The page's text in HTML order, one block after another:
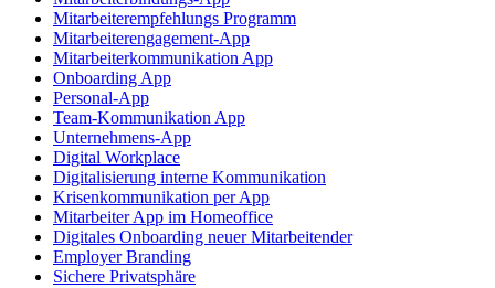
Mitarbeiterempfehlungs Programm
Mitarbeiterengagement-App
Mitarbeiterkommunikation App
Onboarding App
Personal-App
Team-Kommunikation App
Unternehmens-App
Digital Workplace
Digitalisierung interne Kommunikation
Krisenkommunikation per App
Mitarbeiter App im Homeoffice
Digitales Onboarding neuer Mitarbeitender
Employer Branding
Sichere Privatsphäre